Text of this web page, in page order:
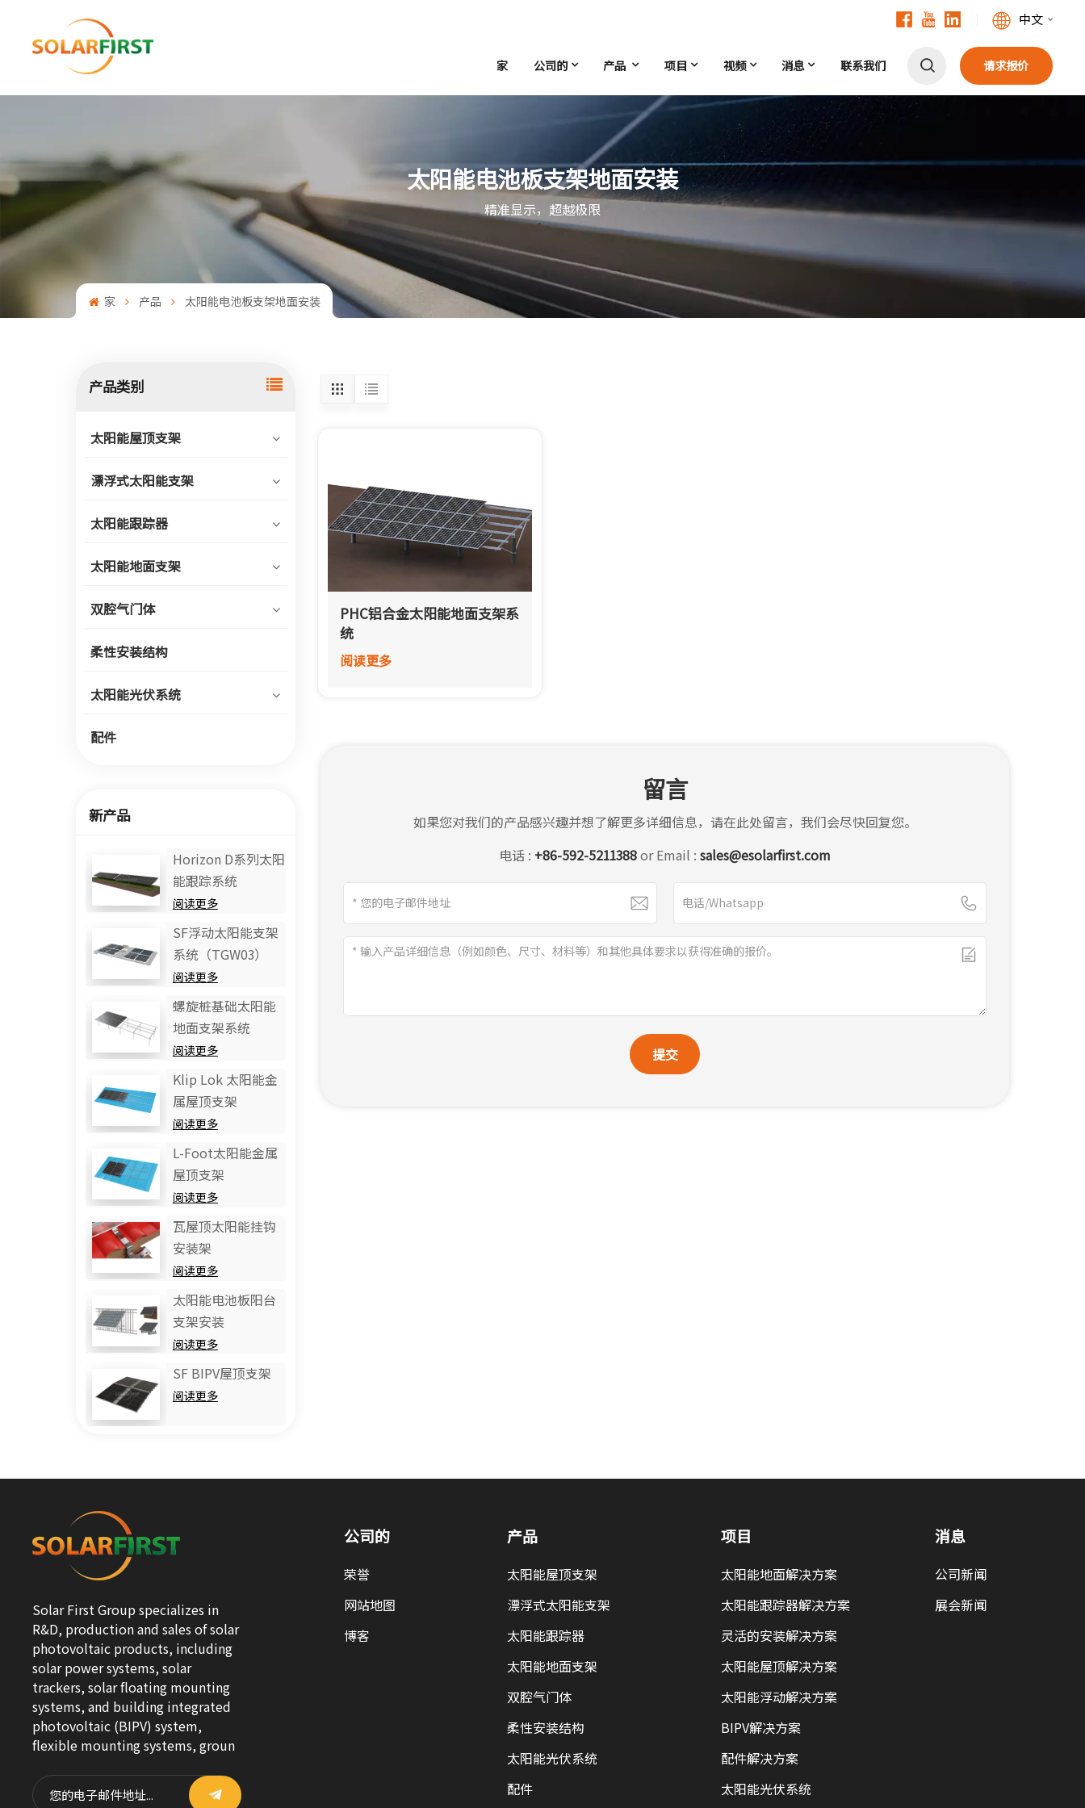
中文
Deutsch
Español
家 公司的 产品 项目 视频 消息 联系我们 请求报价
太阳能电池板支架地面安装
精准显示，超越极限
家 产品 太阳能电池板支架地面安装
产品类别
太阳能屋顶支架
漂浮式太阳能支架
太阳能跟踪器
太阳能地面支架
双腔气门体
柔性安装结构
太阳能光伏系统
配件
新产品
Horizo​​n D系列太阳
能跟踪系统
阅读更多
SF浮动太阳能支架
系统（TGW03）
阅读更多
螺旋桩基础太阳能
地面支架系统
阅读更多
Klip Lok 太阳能金
属屋顶支架
阅读更多
L-Foot太阳能金属
屋顶支架
阅读更多
瓦屋顶太阳能挂钩
安装架
阅读更多
太阳能电池板阳台
支架安装
阅读更多
SF BIPV屋顶支架
阅读更多
PHC铝合金太阳能地面支架系
统
阅读更多
留言
如果您对我们的产品感兴趣并想了解更多详细信息，请在此处留言，我们会尽快回复您。
电话 : +86-592-5211388 or Email :sales@esolarfirst.com
提交
Solar First Group specializes in
R&D, production and sales of solar
photovoltaic products, including
solar power systems, solar
trackers, solar floating mounting
systems, and building integrated
photovoltaic (BIPV) system,
flexible mounting systems, groun
公司的
荣誉
网站地图
博客
产品
太阳能屋顶支架
漂浮式太阳能支架
太阳能跟踪器
太阳能地面支架
双腔气门体
柔性安装结构
太阳能光伏系统
配件
项目
太阳能地面解决方案
太阳能跟踪器解决方案
灵活的安装解决方案
太阳能屋顶解决方案
太阳能浮动解决方案
BIPV解决方案
配件解决方案
太阳能光伏系统
消息
公司新闻
展会新闻